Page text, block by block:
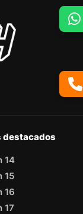
destacados
14
15
16
17